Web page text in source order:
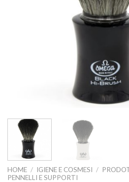
HOME / IGIENE E COSMESI /
PENNELLI E SUPPORTI